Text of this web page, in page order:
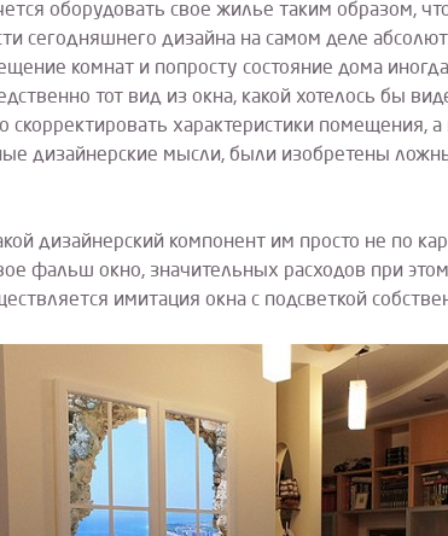
оборудовать свое жилье таким образом,
сегодняшнего дизайна на самом деле
комнат и попросту состояние дома
тот вид из окна, какой хотелось бы
скорректировать характеристики помещения,
дизайнерские мысли, были изобретены
дизайнерский компонент им просто не по
фальш окно, значительных расходов при
имитация окна с подсветкой